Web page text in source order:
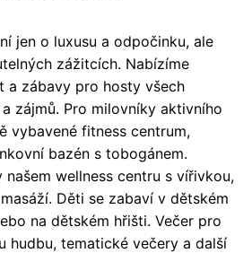
jen o luxusu a odpočinku, ale
zážitcích. Nabízíme
a zábavy pro hosty všech
zájmů. Pro milovníky aktivního
vybavené fitness centrum,
bazén s tobogánem.
našem wellness centru s vířivkou,
Děti se zabaví v dětském
na dětském hřišti. Večer pro
hudbu, tematické večery a další